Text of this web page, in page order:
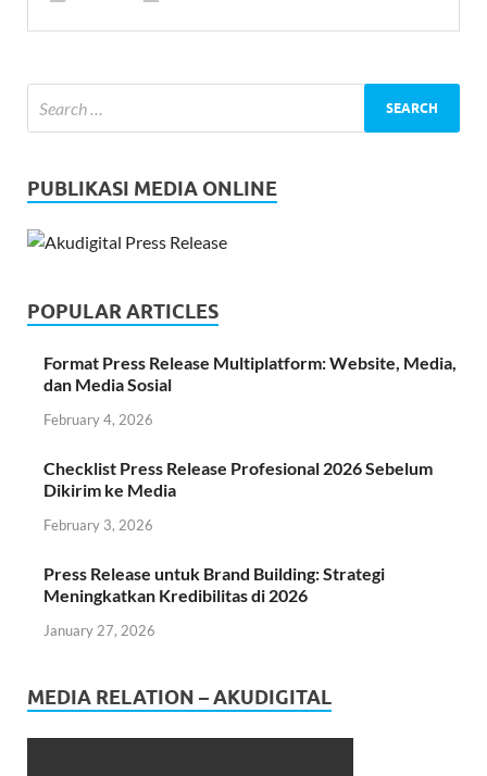
PUBLIKASI MEDIA ONLINE
POPULAR ARTICLES
Format Press Release Multiplatform: Website, Media,
dan Media Sosial
February 4, 2026
Checklist Press Release Profesional 2026 Sebelum
Dikirim ke Media
February 3, 2026
Press Release untuk Brand Building: Strategi
Meningkatkan Kredibilitas di 2026
January 27, 2026
MEDIA RELATION – AKUDIGITAL